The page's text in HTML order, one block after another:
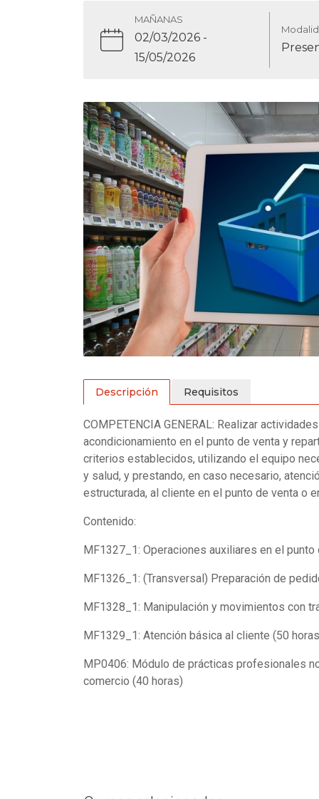
MAÑANAS
02/03/2026 -
15/05/2026
Descripción Requisitos
COMPETENCIA GENERAL: Realizar
acondicionamiento en el punto de venta y
criterios establecidos, utilizando el equipo
y salud, y prestando, en caso necesario,
estructurada, al cliente en el punto de venta o
Contenido:
MF1327_1: Operaciones auxiliares en el punto
MF1326_1: (Transversal) Preparación de
MF1328_1: Manipulación y movimientos con
MF1329_1: Atención básica al cliente (50
MP0406: Módulo de prácticas profesionales
comercio (40 horas)